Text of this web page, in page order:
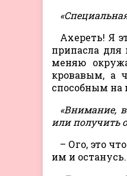
Ахереть! Я
припасла
меняю
кровавым, а
способным на
«Внимание,
или получить
– Ого, это
им и